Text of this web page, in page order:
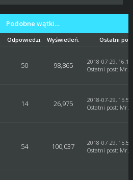
Podobne wątki…
Odpowiedzi: Wyświetleń: Ostatni
50 98,865
2018-07-29,
Ostatni post: Mr.
14 26,975
2018-07-29,
Ostatni post: Mr.
54 100,037
2018-07-29,
Ostatni post: Mr.